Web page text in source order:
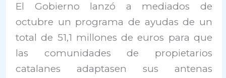
El Gobierno lanzó a mediados de
octubre un programa de ayudas de un
total de 51,1 millones de euros para que
las comunidades de propietarios
catalanes adaptasen sus antenas